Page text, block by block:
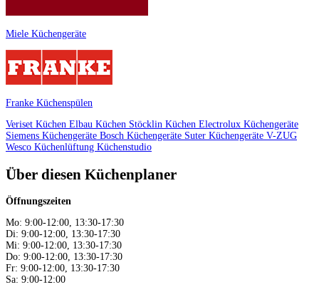
Miele Küchengeräte
Franke Küchenspülen
Veriset Küchen Elbau Küchen Stöcklin Küchen Electrolux Küchengeräte
Siemens Küchengeräte Bosch Küchengeräte Suter Küchengeräte V-ZUG
Wesco Küchenlüftung Küchenstudio
Über diesen Küchenplaner
Öffnungszeiten
Mo: 9:00-12:00, 13:30-17:30
Di: 9:00-12:00, 13:30-17:30
Mi: 9:00-12:00, 13:30-17:30
Do: 9:00-12:00, 13:30-17:30
Fr: 9:00-12:00, 13:30-17:30
Sa: 9:00-12:00